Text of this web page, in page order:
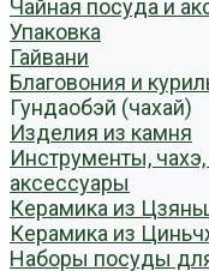
Чайная посуда и
Упаковка
Гайвани
Благовония и
Гундаобэй (чахай)
Изделия из камня
Инструменты,
аксессуары
Керамика из
Керамика из
Наборы посуды